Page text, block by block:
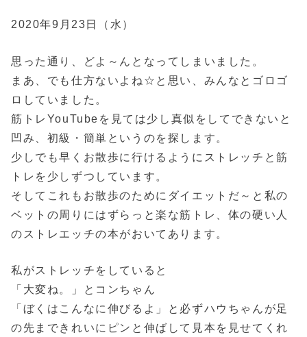
2020年9月23日（水）
思った通り、どよ～んとなってしまいました。
まあ、でも仕方ないよね☆と思い、みんなとゴロゴ
ロしていました。
筋トレYouTubeを見ては少し真似をしてできないと
凹み、初級・簡単というのを探します。
少しでも早くお散歩に行けるようにストレッチと筋
トレを少しずつしています。
そしてこれもお散歩のためにダイエットだ～と私の
ベットの周りにはずらっと楽な筋トレ、体の硬い人
のストレエッチの本がおいてあります。
私がストレッチをしていると
「大変ね。」とコンちゃん
「ぼくはこんなに伸びるよ」と必ずハウちゃんが足
の先まできれいにピンと伸ばして見本を見せてくれ